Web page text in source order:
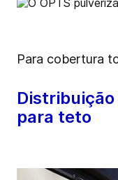
Para cobertura
para teto